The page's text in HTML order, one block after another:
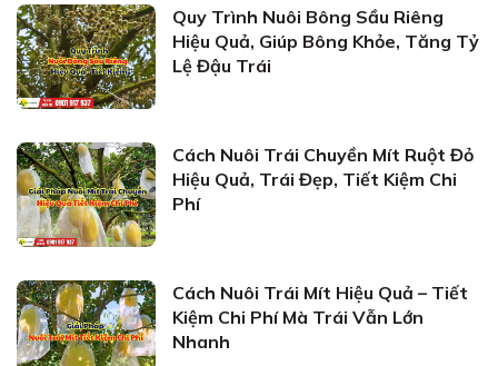
Quy Trình Nuôi Bông Sầu Riêng
Hiệu Quả, Giúp Bông Khỏe, Tăng Tỷ
Lệ Đậu Trái
Cách Nuôi Trái Chuyền Mít Ruột Đỏ
Hiệu Quả, Trái Đẹp, Tiết Kiệm Chi
Phí
Cách Nuôi Trái Mít Hiệu Quả – Tiết
Kiệm Chi Phí Mà Trái Vẫn Lớn
Nhanh